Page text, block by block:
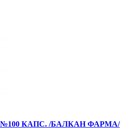
№100 КАПС. /БАЛКАН ФАРМА/